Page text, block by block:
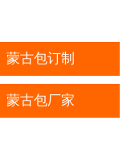
烤全羊炉
新闻资讯
蒙古包订制
蒙古包厂家